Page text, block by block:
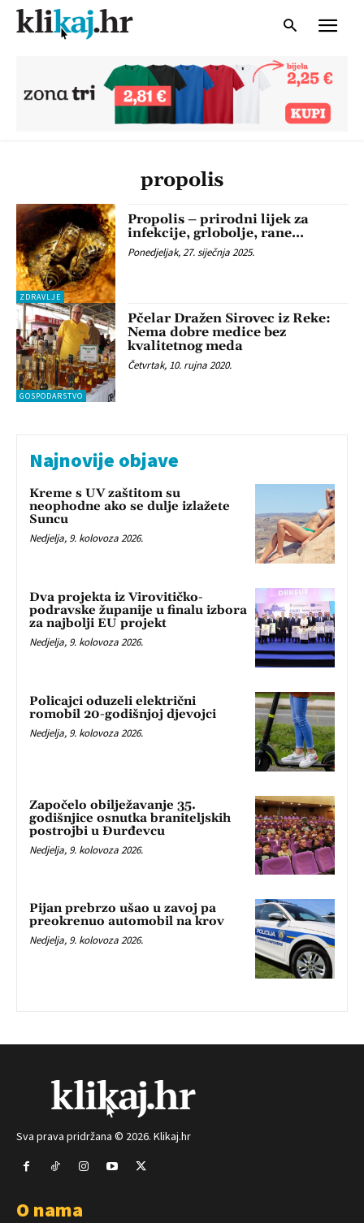
propolis
ZDRAVLJE
Propolis – prirodni lijek za
infekcije, grlobolje, rane…
Ponedjeljak, 27. siječnja 2025.
GOSPODARSTVO
Pčelar Dražen Sirovec iz Reke:
Nema dobre medice bez
kvalitetnog meda
Četvrtak, 10. rujna 2020.
Najnovije objave
Kreme s UV zaštitom su
neophodne ako se dulje izlažete
Suncu
Nedjelja, 9. kolovoza 2026.
Dva projekta iz Virovitičko-
podravske županije u finalu izbora
za najbolji EU projekt
Nedjelja, 9. kolovoza 2026.
Policajci oduzeli električni
romobil 20-godišnjoj djevojci
Nedjelja, 9. kolovoza 2026.
Započelo obilježavanje 35.
godišnjice osnutka braniteljskih
postrojbi u Đurđevcu
Nedjelja, 9. kolovoza 2026.
Pijan prebrzo ušao u zavoj pa
preokrenuo automobil na krov
Nedjelja, 9. kolovoza 2026.
Sva prava pridržana © 2026. Klikaj.hr
O nama